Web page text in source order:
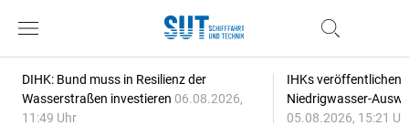
DIHK: Bund muss in Resilienz der
Wasserstraßen investieren 06.08.2026,
11:49 Uhr
IHKs veröffentlichen
Niedrigwasser-
05.08.2026, 15:21